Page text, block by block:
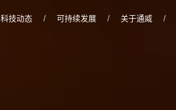
科技动态 可持续发展 关于通威